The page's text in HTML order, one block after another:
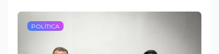
POLÍTICA